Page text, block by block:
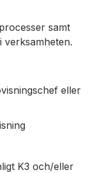
samt
eller
K3 och/eller